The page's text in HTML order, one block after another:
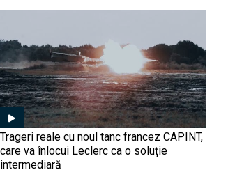
Ohio cu rachete Tomahawk,
dislocat de SUA în zona
Orientului. Ben Hodges: De
obicei nu anunțăm așa
ceva. A fost intenționat
Forţele ucrainene pentru
Operaţii Speciale au lovit
un important sistem radar
aflat pe teritoriul Federaţiei
Ruse (Video)
Trageri reale cu noul tanc francez CAPINT,
care va înlocui Leclerc ca o soluție
intermediară